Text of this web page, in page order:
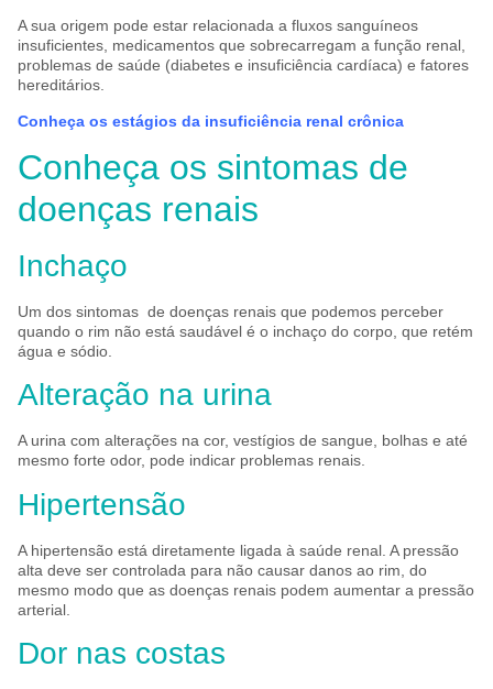
A sua origem pode estar relacionada a fluxos sanguíneos
insuficientes, medicamentos que sobrecarregam a função renal,
problemas de saúde (diabetes e insuficiência cardíaca) e fatores
hereditários.
Conheça os estágios da insuficiência renal crônica
Conheça os sintomas de
doenças renais
Inchaço
Um dos sintomas de doenças renais que podemos perceber
quando o rim não está saudável é o inchaço do corpo, que retém
água e sódio.
Alteração na urina
A urina com alterações na cor, vestígios de sangue, bolhas e até
mesmo forte odor, pode indicar problemas renais.
Hipertensão
A hipertensão está diretamente ligada à saúde renal. A pressão
alta deve ser controlada para não causar danos ao rim, do
mesmo modo que as doenças renais podem aumentar a pressão
arterial.
Dor nas costas